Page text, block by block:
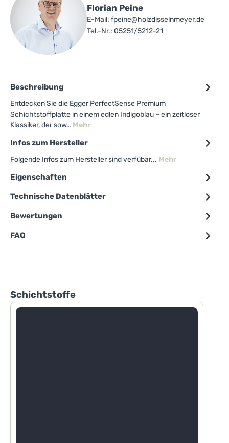
Florian Peine
E-Mail: fpeine@holzdisselnmeyer.de
Tel.-Nr.: 05251/5212-21
Beschreibung
Entdecken Sie die Egger PerfectSense Premium
Schichtstoffplatte in einem edlen Indigoblau – ein zeitloser
Klassiker, der sow… Mehr
Infos zum Hersteller
Folgende Infos zum Hersteller sind verfübar... Mehr
Eigenschaften
Technische Datenblätter
Bewertungen
FAQ
Produktgalerie überspringen
Schichtstoffe